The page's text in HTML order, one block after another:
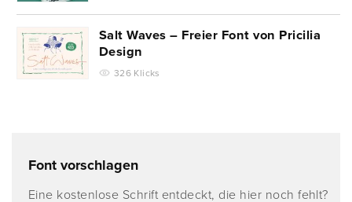
Salt Waves – Freier Font von Pricilia
Design
326 Klicks
Font vorschlagen
Eine kostenlose Schrift entdeckt, die hier noch fehlt?